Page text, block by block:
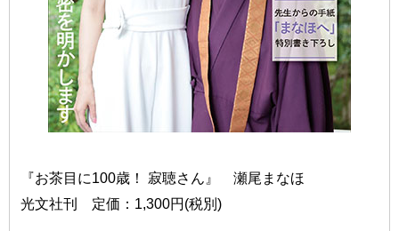
『お茶目に100歳！ 寂聴さん』 瀬尾まなほ
光文社刊 定価：1,300円(税別)